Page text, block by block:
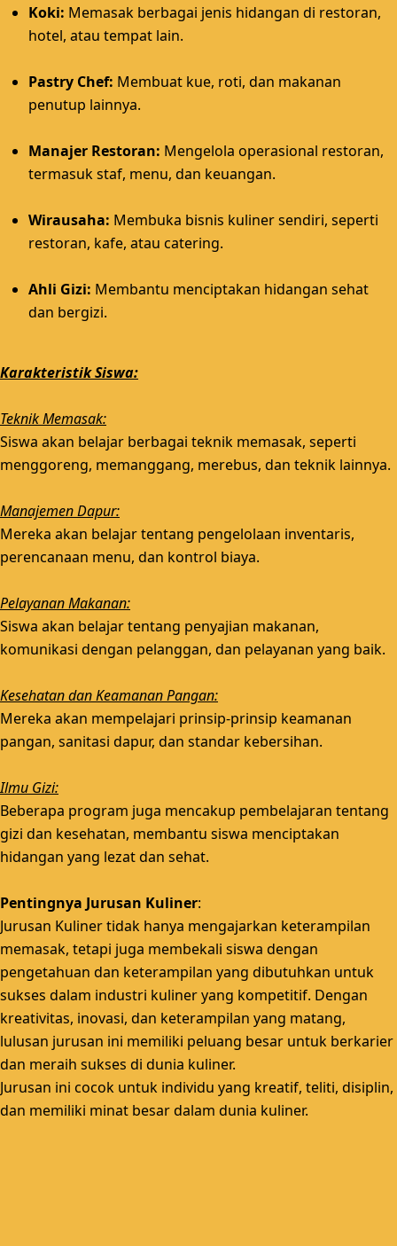
Koki: Memasak berbagai jenis hidangan di restoran,
hotel, atau tempat lain.
Pastry Chef: Membuat kue, roti, dan makanan
penutup lainnya.
Manajer Restoran: Mengelola operasional restoran,
termasuk staf, menu, dan keuangan.
Wirausaha: Membuka bisnis kuliner sendiri, seperti
restoran, kafe, atau catering.
Ahli Gizi: Membantu menciptakan hidangan sehat
dan bergizi.
Karakteristik Siswa:
Teknik Memasak:
Siswa akan belajar berbagai teknik memasak, seperti
menggoreng, memanggang, merebus, dan teknik lainnya.
Manajemen Dapur:
Mereka akan belajar tentang pengelolaan inventaris,
perencanaan menu, dan kontrol biaya.
Pelayanan Makanan:
Siswa akan belajar tentang penyajian makanan,
komunikasi dengan pelanggan, dan pelayanan yang baik.
Kesehatan dan Keamanan Pangan:
Mereka akan mempelajari prinsip-prinsip keamanan
pangan, sanitasi dapur, dan standar kebersihan.
Ilmu Gizi:
Beberapa program juga mencakup pembelajaran tentang
gizi dan kesehatan, membantu siswa menciptakan
hidangan yang lezat dan sehat.
Pentingnya Jurusan Kuliner:
Jurusan Kuliner tidak hanya mengajarkan keterampilan
memasak, tetapi juga membekali siswa dengan
pengetahuan dan keterampilan yang dibutuhkan untuk
sukses dalam industri kuliner yang kompetitif. Dengan
kreativitas, inovasi, dan keterampilan yang matang,
lulusan jurusan ini memiliki peluang besar untuk berkarier
dan meraih sukses di dunia kuliner.
Jurusan ini cocok untuk individu yang kreatif, teliti, disiplin,
dan memiliki minat besar dalam dunia kuliner.